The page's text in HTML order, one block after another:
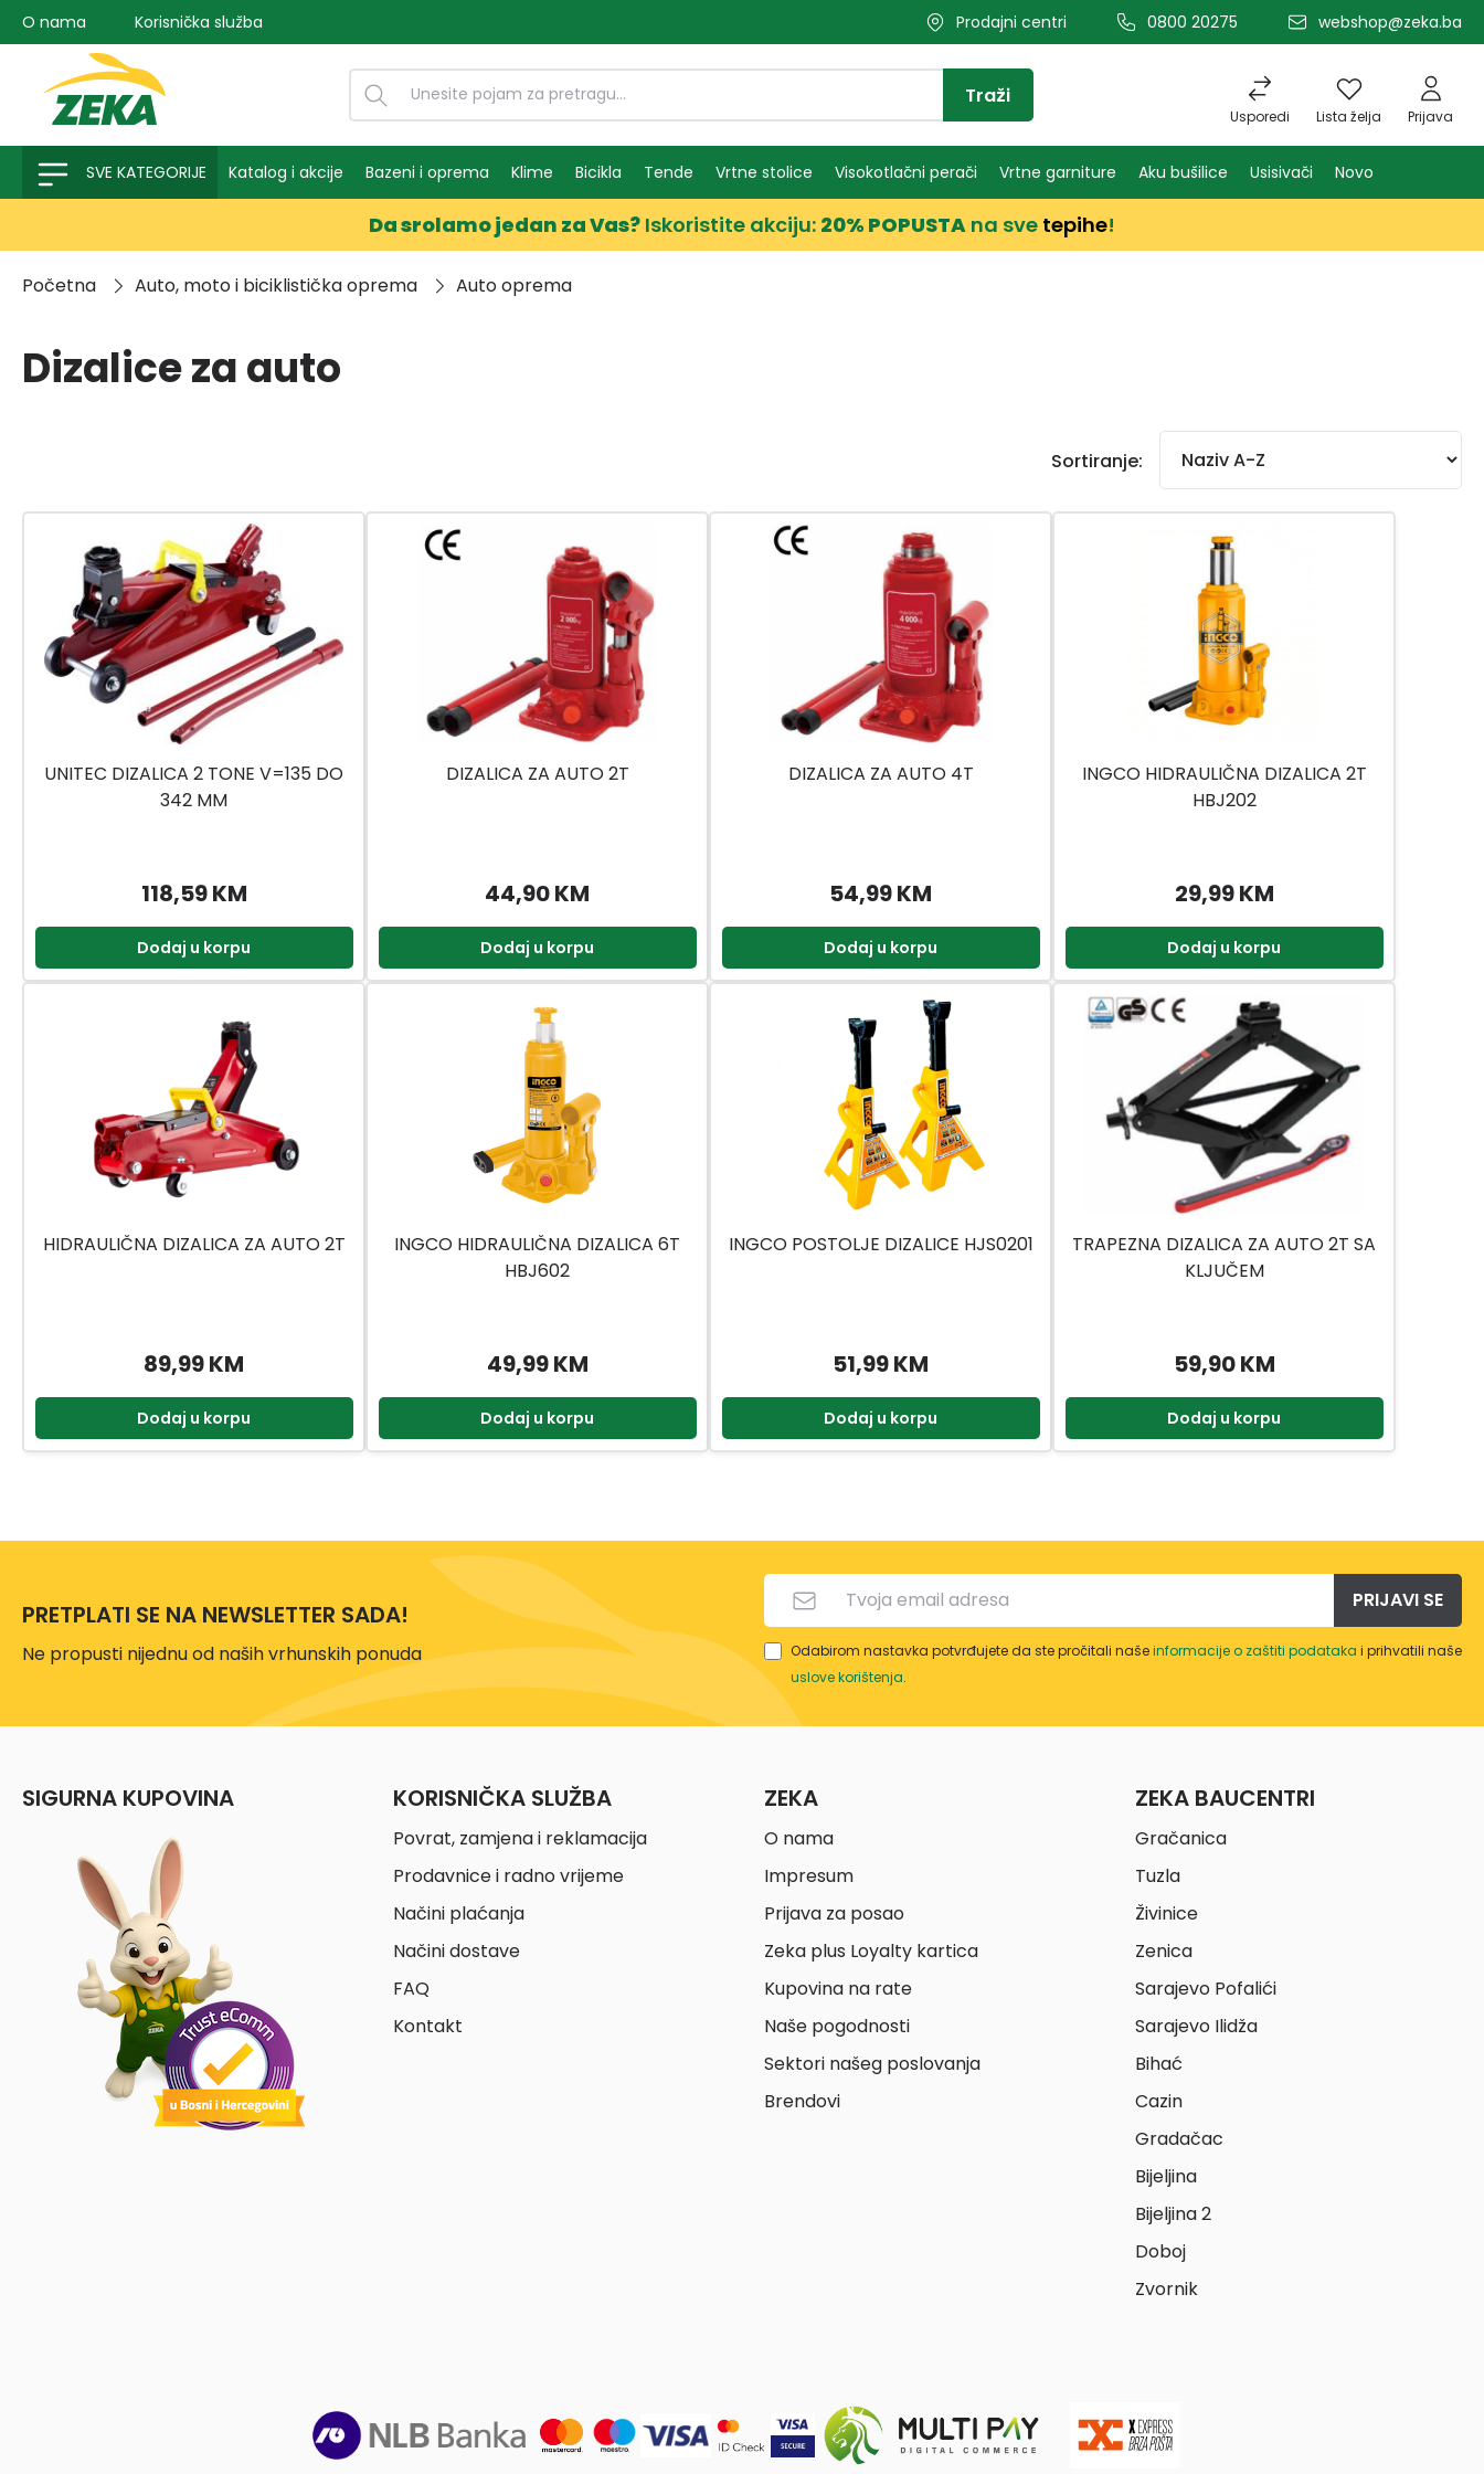
pretragu Preskoči na glavnu navigaciju
O nama Korisnička služba Prodajni centri 0800 20275 webshop@zeka.ba
Usporedi Lista želja Prijava
Traži
SVE KATEGORIJE Katalog i akcije Bazeni i oprema Klime Bicikla Tende Vrtne stolice Visokotlačni perači Vrtne garniture Aku bušilice Usisivači Novo
Da srolamo jedan za Vas? Iskoristite akciju: 20% POPUSTA na sve tepihe!
Početna Auto, moto i biciklistička oprema Auto oprema
Dizalice za auto
Sortiranje:
UNITEC DIZALICA 2 TONE V=135 DO
342 MM
118,59 KM
Dodaj u korpu
DIZALICA ZA AUTO 2T
44,90 KM
Dodaj u korpu
DIZALICA ZA AUTO 4T
54,99 KM
Dodaj u korpu
INGCO HIDRAULIČNA DIZALICA 2T
HBJ202
29,99 KM
Dodaj u korpu
HIDRAULIČNA DIZALICA ZA AUTO 2T
89,99 KM
Dodaj u korpu
INGCO HIDRAULIČNA DIZALICA 6T
HBJ602
49,99 KM
Dodaj u korpu
INGCO POSTOLJE DIZALICE HJS0201
51,99 KM
Dodaj u korpu
TRAPEZNA DIZALICA ZA AUTO 2T SA
KLJUČEM
59,90 KM
Dodaj u korpu
PRETPLATI SE NA NEWSLETTER SADA!
Ne propusti nijednu od naših vrhunskih ponuda
PRIJAVI SE
Odabirom nastavka potvrđujete da ste pročitali našeinformacije o zaštiti podataka i prihvatili naše
uslove korištenja.
SIGURNA KUPOVINA KORISNIČKA SLUŽBA
Povrat, zamjena i reklamacija
Prodavnice i radno vrijeme
Načini plaćanja
Načini dostave
FAQ
Kontakt
ZEKA
O nama
Impresum
Prijava za posao
Zeka plus Loyalty kartica
Kupovina na rate
Naše pogodnosti
Sektori našeg poslovanja
Brendovi
ZEKA BAUCENTRI
Gračanica
Tuzla
Živinice
Zenica
Sarajevo Pofalići
Sarajevo Ilidža
Bihać
Cazin
Gradačac
Bijeljina
Bijeljina 2
Doboj
Zvornik